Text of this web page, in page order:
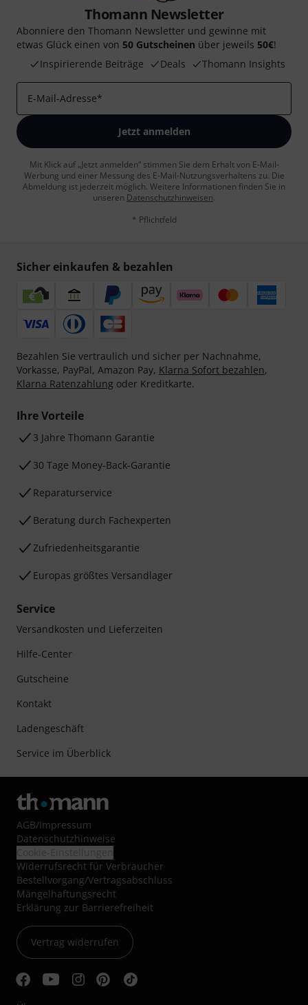
Thomann Newsletter
Abonniere den Thomann Newsletter und gewinne mit
etwas Glück einen von 50 Gutscheinen über jeweils 50€!
Inspirierende Beiträge
Deals Thomann Insights
E-Mail-Adresse*
Jetzt anmelden
Mit Klick auf „Jetzt anmelden“ stimmen Sie dem Erhalt von E-Mail-
Werbung und einer Messung des E-Mail-Nutzungsverhaltens zu. Die
Abmeldung ist jederzeit möglich. Weitere Informationen finden Sie in
unseren Datenschutzhinweisen.
* Pflichtfeld
Sicher einkaufen & bezahlen
Bezahlen Sie vertraulich und sicher per Nachnahme,
Vorkasse, PayPal, Amazon Pay, Klarna Sofort bezahlen,
Klarna Ratenzahlung oder Kreditkarte.
Ihre Vorteile
3 Jahre Thomann Garantie
30 Tage Money-Back-Garantie
Reparaturservice
Beratung durch Fachexperten
Zufriedenheitsgarantie
Europas größtes Versandlager
Service
Versandkosten und Lieferzeiten
Hilfe-Center
Gutscheine
Kontakt
Ladengeschäft
Service im Überblick
AGB/Impressum
Datenschutzhinweise
Widerrufsrecht für Verbraucher
Bestellvorgang/Vertragsabschluss
Mängelhaftungsrecht
Erklärung zur Barrierefreiheit
Vertrag widerrufen